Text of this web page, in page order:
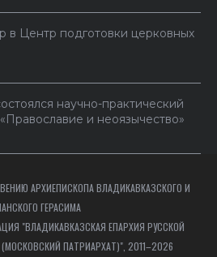
в Центр подготовки церковных
научно-практический
и неоязычество»
АРХИЕПИСКОПА ВЛАДИКАВКАЗСКОГО И
ГЕРАСИМА
"ВЛАДИКАВКАЗСКАЯ ЕПАРХИЯ РУССКОЙ
ПАТРИАРХАТ)", 2011–2026